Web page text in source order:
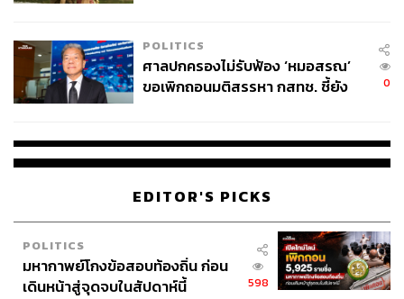
THE STANDARD TEAM
กองบรรณาธิการ THE STANDARD
ศวิตา พูลเสถียร
ช่างภาพข่าว ประจำสำนักข่าว THE
STANDARD
POLITICS
ศาลปกครองไม่รับฟ้อง ‘หมอสรณ’
ขอเพิกถอนมติสรรหา กสทช. ชี้ยัง
0
EDITOR'S PICKS
POLITICS
มหากาพย์โกงข้อสอบท้องถิ่น ก่อน
เดินหน้าสู่จุดจบในสัปดาห์นี้
598